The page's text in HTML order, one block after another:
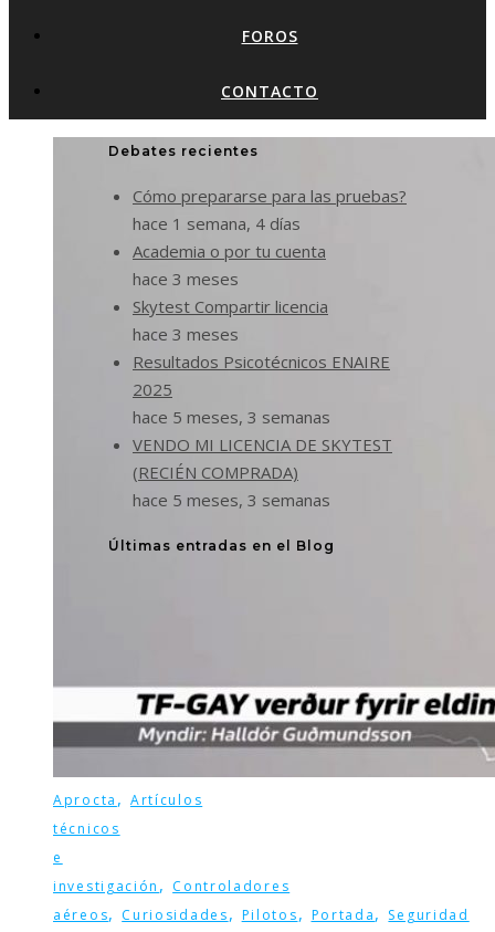
FOROS
CONTACTO
Aprocta , Artículos
técnicos
e
investigación , Controladores
aéreos, Curiosidades, Pilotos, Portada, Seguridad
Debates recientes
Cómo prepararse para las pruebas?
hace 1 semana, 4 días
Academia o por tu cuenta
hace 3 meses
Skytest Compartir licencia
hace 3 meses
Resultados Psicotécnicos ENAIRE
2025
hace 5 meses, 3 semanas
VENDO MI LICENCIA DE SKYTEST
(RECIÉN COMPRADA)
hace 5 meses, 3 semanas
Últimas entradas en el Blog